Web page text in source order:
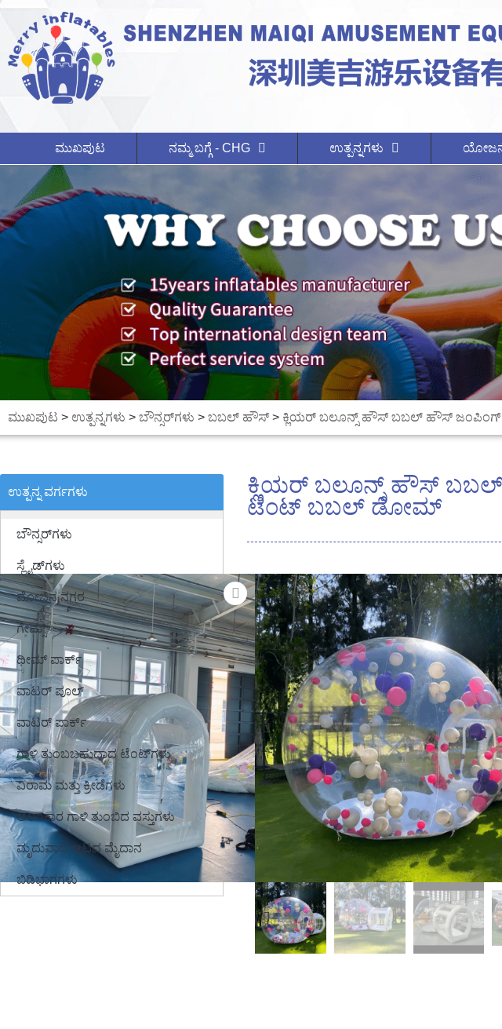
ಮುಖಪುಟ ನಮ್ಮ ಬಗ್ಗೆ - CHG ಉತ್ಪನ್ನಗಳು
ಮುಖಪುಟ > ಉತ್ಪನ್ನಗಳು > ಬೌನ್ಸರ್‌ಗಳು > ಬಬಲ್ ಹೌಸ್> ಕ್ಲಿಯರ್ ಬಲೂನ್ಸ್ ಹೌಸ್ ಬಬಲ್ ಹೌಸ್
ಉತ್ಪನ್ನ ವರ್ಗಗಳು
ಬೌನ್ಸರ್‌ಗಳು
ಸ್ಲೈಡ್‌ಗಳು
ಮೋಜಿನ ನಗರ
ಗೇಮ್ಸ್
ಥೀಮ್ ಪಾರ್ಕ್
ವಾಟರ್ ಪೂಲ್
ವಾಟರ್ ಪಾರ್ಕ್
ಗಾಳಿ ತುಂಬಬಹುದಾದ ಟೆಂಟ್‌ಗಳು
ವಿರಾಮ ಮತ್ತು ಕ್ರೀಡೆಗಳು
ಅಲಂಕಾರ ಗಾಳಿ ತುಂಬಿದ ವಸ್ತುಗಳು
ಮೃದುವಾದ ಆಟದ ಮೈದಾನ
ಬಿಡಿಭಾಗಗಳು
ಕ್ಲಿಯರ್ ಬಲೂನ್ಸ್ ಹೌಸ್
ಟೆಂಟ್ ಬಬಲ್ ಡೋಮ್